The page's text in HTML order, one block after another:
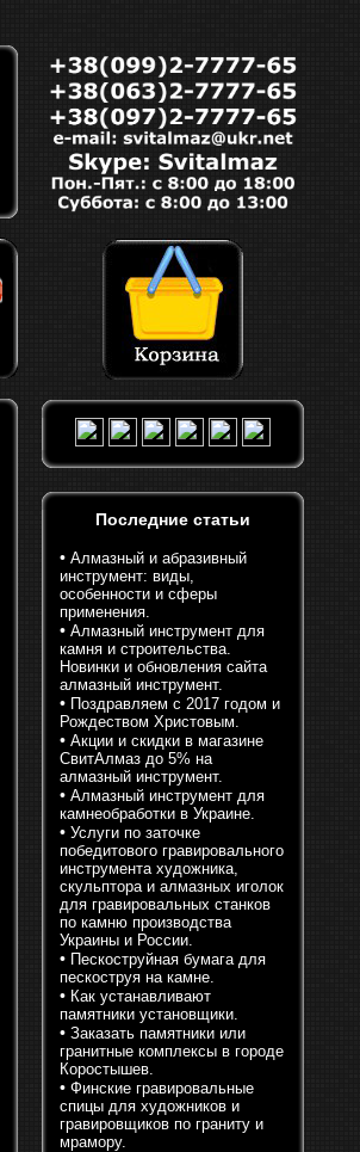
Последние статьи
• Алмазный и абразивный
инструмент: виды,
особенности и сферы
применения.
• Алмазный инструмент для
камня и строительства.
Новинки и обновления сайта
алмазный инструмент.
• Поздравляем с 2017 годом и
Рождеством Христовым.
• Акции и скидки в магазине
СвитАлмаз до 5% на
алмазный инструмент.
• Алмазный инструмент для
камнеобработки в Украине.
• Услуги по заточке
победитового гравировального
инструмента художника,
скульптора и алмазных иголок
для гравировальных станков
по камню производства
Украины и России.
• Пескоструйная бумага для
пескоструя на камне.
• Как устанавливают
памятники установщики.
• Заказать памятники или
гранитные комплексы в городе
Коростышев.
• Финские гравировальные
спицы для художников и
гравировщиков по граниту и
мрамору.